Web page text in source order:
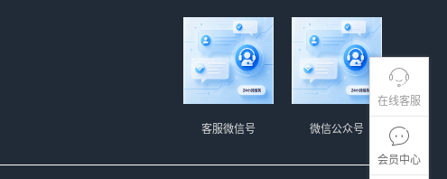
在线客服
会员中心
微信公众号
客服微信号